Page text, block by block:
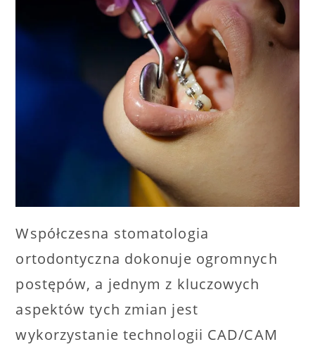
Współczesna stomatologia
ortodontyczna dokonuje ogromnych
postępów, a jednym z kluczowych
aspektów tych zmian jest
wykorzystanie technologii CAD/CAM